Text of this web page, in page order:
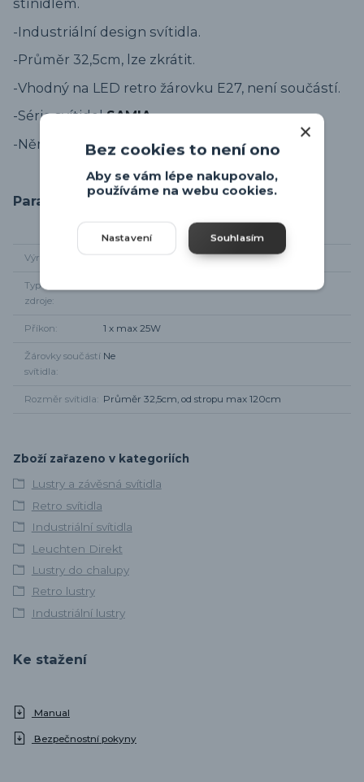
stínidlem.
-Industriální design svítidla.
-Průměr 32,5cm, lze zkrátit.
-Vhodný na LED retro žárovku E27, není součástí.
-Série svítidelSAMIA.
-Německý výrobce svítidel.
Parametry
Výrobce
Typ světelného
zdroje
Příkon 1 x max 25W
Žárovky součástí
svítidla
Ne
Rozměr svítidla Průměr 32,5cm, od stropu max 120cm
Zboží zařazeno v kategoriích
Lustry a závěsná svítidla
Retro svítidla
Industriální svítidla
Leuchten Direkt
Lustry do chalupy
Retro lustry
Industriální lustry
Ke stažení
Manual
Bezpečnostní pokyny
Bez cookies to není ono
Aby se vám lépe nakupovalo,
používáme na webu cookies.
Nastavení Souhlasím